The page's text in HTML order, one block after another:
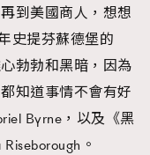
到美國商人，想想
史提芬蘇德堡的
勃勃和黑暗，因為
知道事情不會有好
Byrne，以及《黑
。